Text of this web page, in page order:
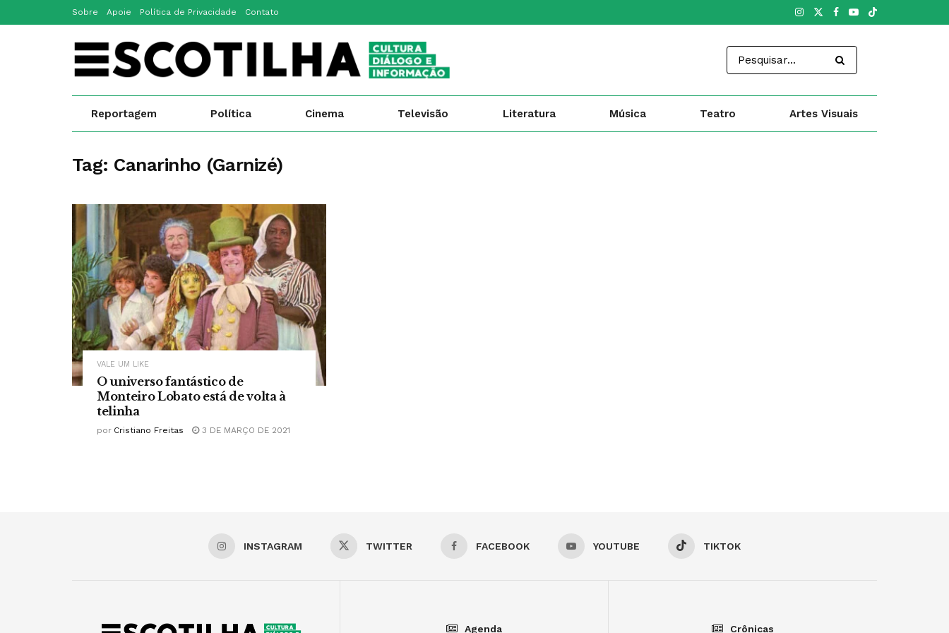
Sobre Apoie Política de Privacidade Contato
Reportagem Política Cinema Televisão Literatura Música Teatro Artes Visuais
Tag: Canarinho (Garnizé)
VALE UM LIKE
O universo fantástico de
Monteiro Lobato está de volta à
telinha
por Cristiano Freitas 3 DE MARÇO DE 2021
INSTAGRAM TWITTER FACEBOOK YOUTUBE TIKTOK
Agenda Crônicas